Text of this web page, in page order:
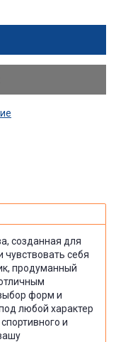
созданная для
чувствовать себя
продуманный
форм и
любой характер
и